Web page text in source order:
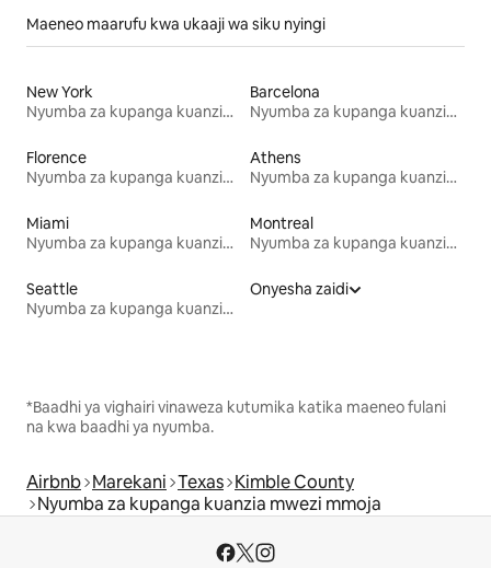
Maeneo maarufu kwa ukaaji wa siku nyingi
New York
Nyumba za kupanga kuanzia mwezi mmoja
Barcelona
Nyumba za kupanga kuanzia mwezi mmoja
Florence
Nyumba za kupanga kuanzia mwezi mmoja
Athens
Nyumba za kupanga kuanzia mwezi mmoja
Miami
Nyumba za kupanga kuanzia mwezi mmoja
Montreal
Nyumba za kupanga kuanzia mwezi mmoja
Seattle
Nyumba za kupanga kuanzia mwezi mmoja
Onyesha zaidi
*Baadhi ya vighairi vinaweza kutumika katika maeneo fulani
na kwa baadhi ya nyumba.
Airbnb Marekani Texas Kimble County
Nyumba za kupanga kuanzia mwezi mmoja